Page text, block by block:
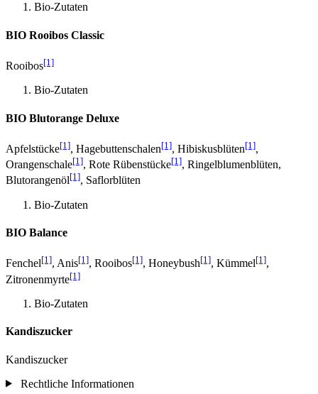
Bio-Zutaten
BIO Rooibos Classic
Rooibos[1]
Bio-Zutaten
BIO Blutorange Deluxe
Apfelstücke[1], Hagebuttenschalen[1], Hibiskusblüten[1],
Orangenschale[1], Rote Rübenstücke[1], Ringelblumenblüten,
Blutorangenöl[1], Saflorblüten
Bio-Zutaten
BIO Balance
Fenchel[1], Anis[1], Rooibos[1], Honeybush[1], Kümmel[1],
Zitronenmyrte[1]
Bio-Zutaten
Kandiszucker
Kandiszucker
Rechtliche Informationen